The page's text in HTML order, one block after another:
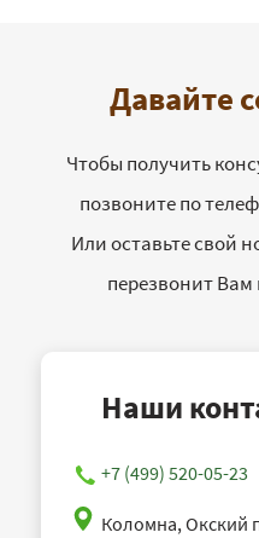
Давайте
Чтобы получить
позвоните по
Или оставьте свой
перезвонит Вам
Наши
+7 (499) 520-05-23
Коломна, Окский